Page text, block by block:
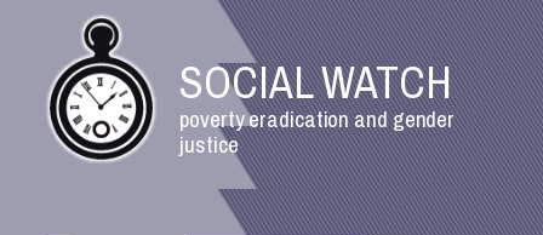
SOCIAL WATCH
poverty eradication and gender
justice